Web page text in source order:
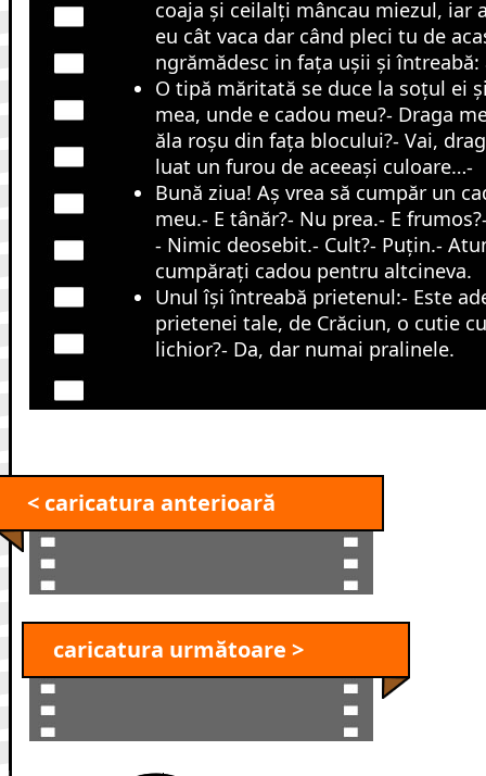
coaja și ceilalți mâncau miezul, iar
eu cât vaca dar când pleci tu de
ngrămădesc in fața ușii și întreabă:
O tipă măritată se duce la soțul ei
mea, unde e cadou meu?- Draga
ăla roșu din fața blocului?- Vai,
luat un furou de aceeași culoare…-
Bună ziua! Aş vrea să cumpăr un
meu.- E tânăr?- Nu prea.- E
- Nimic deosebit.- Cult?- Puţin.-
cumpăraţi cadou pentru altcineva.
Unul își întreabă prietenul:- Este
prietenei tale, de Crăciun, o cutie
lichior?- Da, dar numai pralinele.
< caricatura anterioară
caricatura următoare >